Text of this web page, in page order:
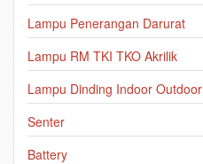
Lampu Penerangan Darurat
Lampu RM TKI TKO Akrilik
Lampu Dinding Indoor Outdoor
Senter
Battery